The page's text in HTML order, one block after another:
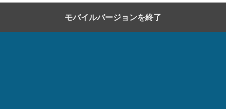
モバイルバージョンを終了